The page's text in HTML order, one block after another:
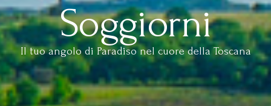
Soggiorni
Il tuo angolo di Paradiso nel cuore della Toscana